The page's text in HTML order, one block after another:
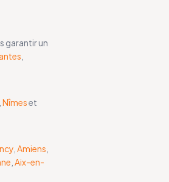
garantir un
Nîmeset
Amiens
Aix-en-